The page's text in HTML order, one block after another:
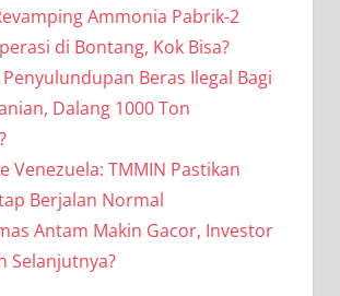
Ammonia Pabrik-2
di Bontang, Kok Bisa?
Beras Ilegal Bagi
Dalang 1000 Ton
Venezuela: TMMIN Pastikan
Berjalan Normal
Antam Makin Gacor, Investor
Selanjutnya?